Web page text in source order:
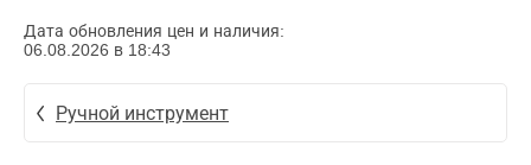
Дата обновления цен и наличия:
06.08.2026 в 18:43
Ручной инструмент